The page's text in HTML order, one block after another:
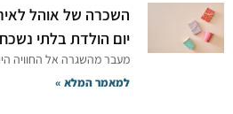
השכרה של אוהל
יום הולדת בלתי
מעבר מהשגרה אל החוויה
למאמר המלא »